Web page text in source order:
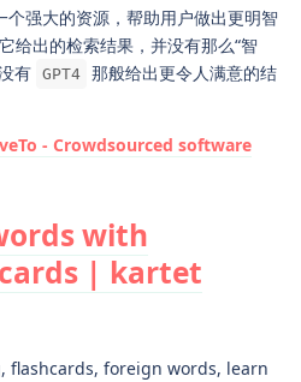
强大的资源，帮助用户做出更明智
给出的检索结果，并没有那么“智
有 GPT4 那般给出更令人满意的结
- Crowdsourced software
with
| kartet
flashcards, foreign words, learn